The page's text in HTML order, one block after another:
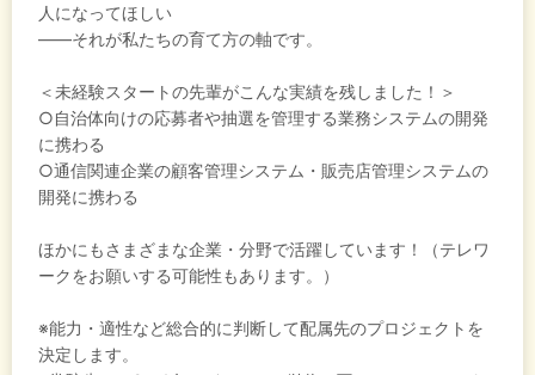
人になってほしい
――それが私たちの育て方の軸です。
＜未経験スタートの先輩がこんな実績を残しました！＞
○自治体向けの応募者や抽選を管理する業務システムの開発
に携わる
○通信関連企業の顧客管理システム・販売店管理システムの
開発に携わる
ほかにもさまざまな企業・分野で活躍しています！（テレワ
ークをお願いする可能性もあります。）
※能力・適性など総合的に判断して配属先のプロジェクトを
決定します。